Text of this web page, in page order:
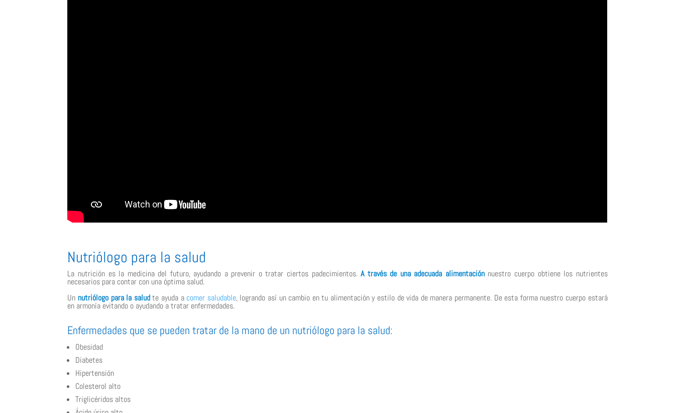
Nutriólogo para la salud
La nutrición es la medicina del futuro, ayudando a prevenir o tratar ciertos padecimientos.A través de una adecuada alimentaciónnuestro cuerpo obtiene los nutrientes
necesarios para contar con una óptima salud.
Un nutriólogo para la saludte ayuda a comer saludable, logrando así un cambio en tu alimentación y estilo de vida de manera permanente. De esta forma nuestro cuerpo estará
en armonía evitando o ayudando a tratar enfermedades.
Enfermedades que se pueden tratar de la mano de un nutriólogo para la salud:
Obesidad
Diabetes
Hipertensión
Colesterol alto
Triglicéridos altos